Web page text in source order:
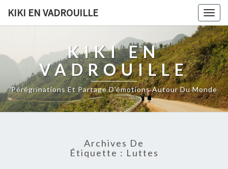
KIKI EN VADROUILLE
KIKI EN
VADROUILLE
Pérégrinations Et Partage D'émotions Autour Du Monde
Archives De
Étiquette : Luttes